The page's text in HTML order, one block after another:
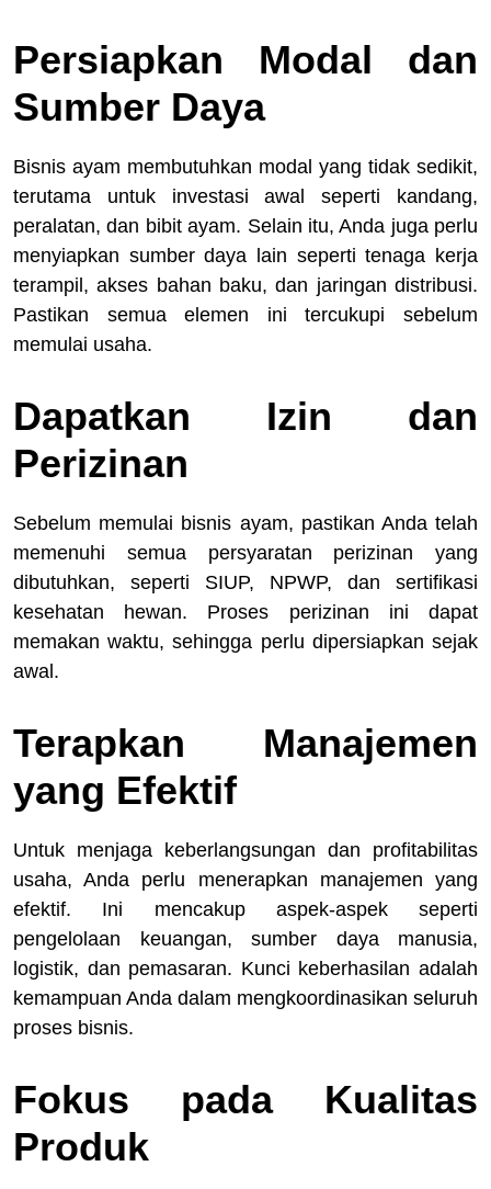
Persiapkan Modal dan
Sumber Daya
Bisnis ayam membutuhkan modal yang tidak sedikit,
terutama untuk investasi awal seperti kandang,
peralatan, dan bibit ayam. Selain itu, Anda juga perlu
menyiapkan sumber daya lain seperti tenaga kerja
terampil, akses bahan baku, dan jaringan distribusi.
Pastikan semua elemen ini tercukupi sebelum
memulai usaha.
Dapatkan Izin dan
Perizinan
Sebelum memulai bisnis ayam, pastikan Anda telah
memenuhi semua persyaratan perizinan yang
dibutuhkan, seperti SIUP, NPWP, dan sertifikasi
kesehatan hewan. Proses perizinan ini dapat
memakan waktu, sehingga perlu dipersiapkan sejak
awal.
Terapkan Manajemen
yang Efektif
Untuk menjaga keberlangsungan dan profitabilitas
usaha, Anda perlu menerapkan manajemen yang
efektif. Ini mencakup aspek-aspek seperti
pengelolaan keuangan, sumber daya manusia,
logistik, dan pemasaran. Kunci keberhasilan adalah
kemampuan Anda dalam mengkoordinasikan seluruh
proses bisnis.
Fokus pada Kualitas
Produk